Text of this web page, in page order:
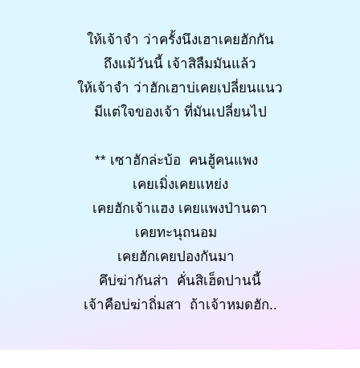
ให้เจ้าจำ ว่าครั้งนึงเฮาเคยฮักกัน
ถึงแม้วันนี้ เจ้าสิลืมมันแล้ว
ให้เจ้าจำ ว่าฮักเฮาบ่เคยเปลี่ยนแนว
มีแต่ใจของเจ้า ที่มันเปลี่ยนไป
** เซาฮักล่ะบ้อ คนฮู้คนแพง
เคยเมิ่งเคยแหย่ง
เคยฮักเจ้าแฮง เคยแพงป่านตา
เคยทะนุถนอม
เคยฮักเคยปองกันมา
คึบ่ฆ่ากันส่า คั่นสิเฮ็ดปานนี้
เจ้าคือบ่ฆ่าถิ่มสา ถ้าเจ้าหมดฮัก..